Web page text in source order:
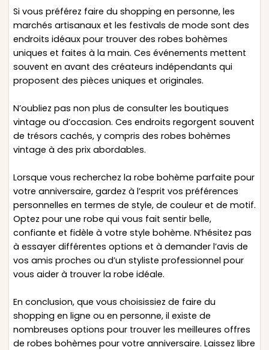
Si vous préférez faire du shopping en personne, les
marchés artisanaux et les festivals de mode sont des
endroits idéaux pour trouver des robes bohèmes
uniques et faites à la main. Ces événements mettent
souvent en avant des créateurs indépendants qui
proposent des pièces uniques et originales.
N’oubliez pas non plus de consulter les boutiques
vintage ou d’occasion. Ces endroits regorgent souvent
de trésors cachés, y compris des robes bohèmes
vintage à des prix abordables.
Lorsque vous recherchez la robe bohème parfaite pour
votre anniversaire, gardez à l’esprit vos préférences
personnelles en termes de style, de couleur et de motif.
Optez pour une robe qui vous fait sentir belle,
confiante et fidèle à votre style bohème. N’hésitez pas
à essayer différentes options et à demander l’avis de
vos amis proches ou d’un styliste professionnel pour
vous aider à trouver la robe idéale.
En conclusion, que vous choisissiez de faire du
shopping en ligne ou en personne, il existe de
nombreuses options pour trouver les meilleures offres
de robes bohèmes pour votre anniversaire. Laissez libre